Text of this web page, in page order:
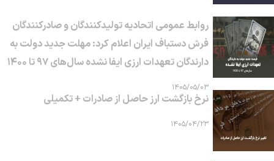
روابط عمومی اتحادیه تولیدکنندگان و صادرکنندگان
فرش دستباف ایران اعلام کرد: مهلت جدید دولت به
دارندگان تعهدات ارزی ایفا نشده سال‌های ۹۷ تا ۱۴۰۰
۱۴۰۵/۰۵/۰۳
نرخ بازگشت ارز حاصل از صادرات + تکمیلی
۱۴۰۵/۰۴/۲۳